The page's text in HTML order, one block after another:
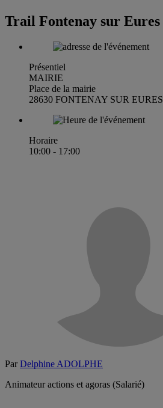
Trail Fontenay sur Eures
Présentiel
MAIRIE
Place de la mairie
28630 FONTENAY SUR EURES
Horaire
10:00 - 17:00
ParDelphine ADOLPHE
Animateur actions et agoras (Salarié)